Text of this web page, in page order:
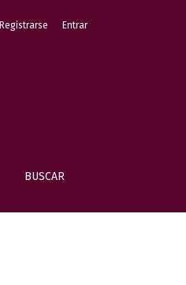
BUSCAR
Registrarse Entrar